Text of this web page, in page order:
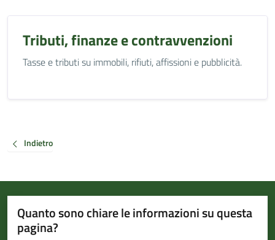
Tributi, finanze e contravvenzioni
Tasse e tributi su immobili, rifiuti, affissioni e pubblicità.
Indietro
Quanto sono chiare le informazioni su questa
pagina?